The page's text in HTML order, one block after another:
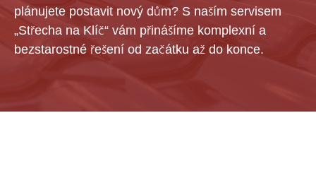
plánujete postavit nový dům? S naším servisem
„Střecha na Klíč“ vám přinášíme komplexní a
bezstarostné řešení od začátku až do konce.